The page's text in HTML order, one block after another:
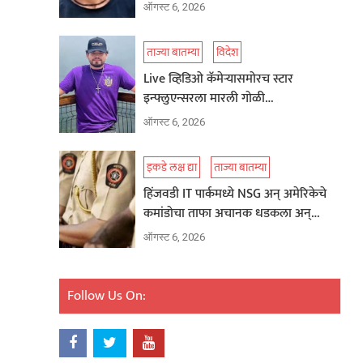
ऑगस्ट 6, 2026
ताज्या बातम्या विदेश
Live व्हिडिओ कॅमेऱ्यासमोरच स्टार
इन्फ्लुएन्सरला मारली गोळी…
ऑगस्ट 6, 2026
इकडे लक्ष द्या ताज्या बातम्या
हिंजवडी IT पार्कमध्ये NSG अन् अमेरिकेचे
कमांडोचा ताफा अचानक धडकला अन्…
ऑगस्ट 6, 2026
Follow Us On: